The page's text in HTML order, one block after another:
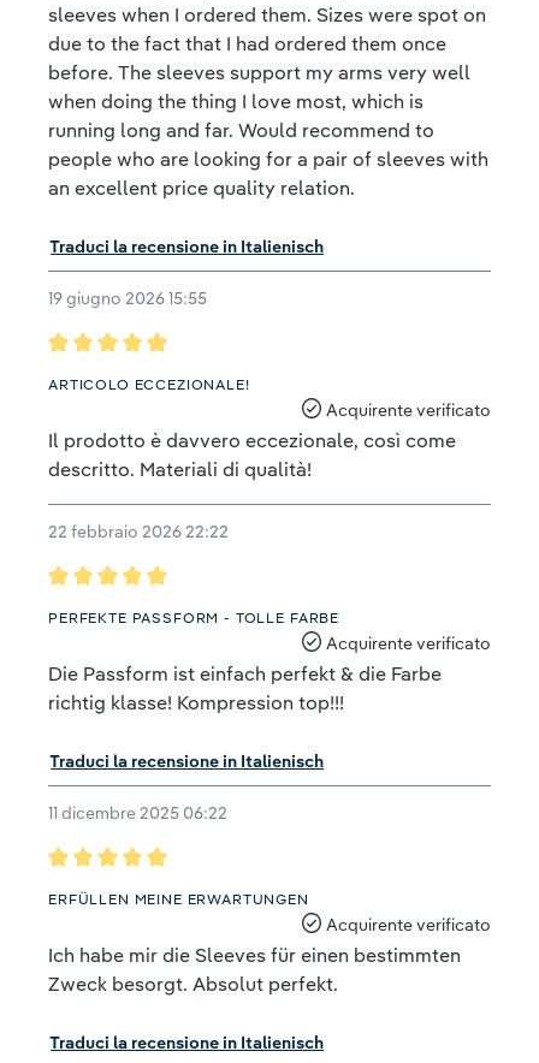
sleeves when I ordered them. Sizes were spot on
due to the fact that I had ordered them once
before. The sleeves support my arms very well
when doing the thing I love most, which is
running long and far. Would recommend to
people who are looking for a pair of sleeves with
an excellent price quality relation.
Traduci la recensione in Italienisch
19 giugno 2026 15:55
ARTICOLO ECCEZIONALE!
Acquirente verificato
Il prodotto è davvero eccezionale, così come
descritto. Materiali di qualità!
22 febbraio 2026 22:22
PERFEKTE PASSFORM - TOLLE FARBE
Acquirente verificato
Die Passform ist einfach perfekt & die Farbe
richtig klasse! Kompression top!!!
Traduci la recensione in Italienisch
11 dicembre 2025 06:22
Recensione con valutazione di 5 su 5 stelle
ERFÜLLEN MEINE ERWARTUNGEN
Acquirente verificato
Ich habe mir die Sleeves für einen bestimmten
Zweck besorgt. Absolut perfekt.
Traduci la recensione in Italienisch